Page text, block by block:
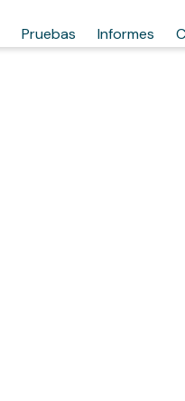
Pruebas Informes